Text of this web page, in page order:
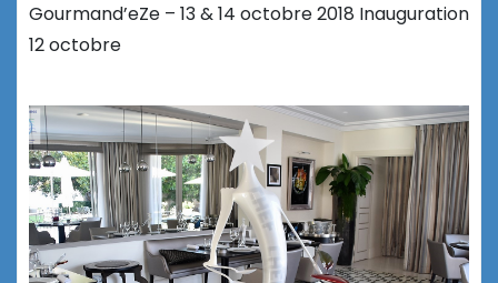
Gourmand’eZe – 13 & 14 octobre 2018 Inauguration
12 octobre